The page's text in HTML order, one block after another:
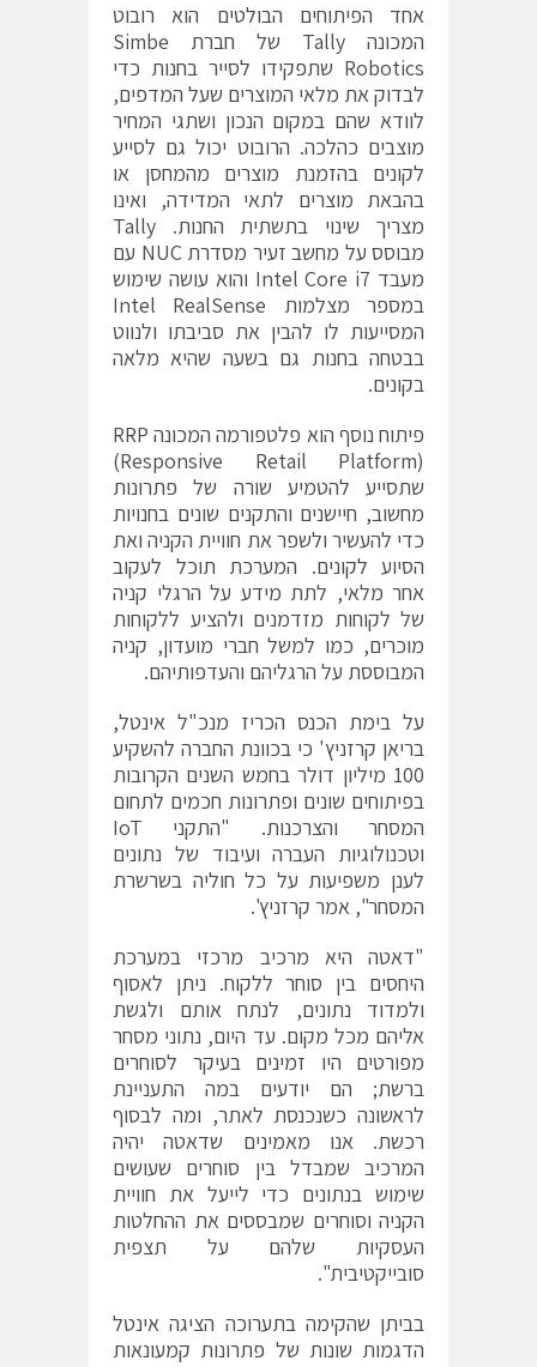
אחד הפיתוחים הבולטים הוא רובוט
המכונה Tally של חברת Simbe
Robotics שתפקידו לסייר בחנות כדי
לבדוק את מלאי המוצרים שעל המדפים,
לוודא שהם במקום הנכון ושתגי המחיר
מוצבים כהלכה. הרובוט יכול גם לסייע
לקונים בהזמנת מוצרים מהמחסן או
בהבאת מוצרים לתאי המדידה, ואינו
מצריך שינוי בתשתית החנות. Tally
מבוסס על מחשב זעיר מסדרת NUC עם
מעבד Intel Core i7 והוא עושה שימוש
במספר מצלמות Intel RealSense
המסייעות לו להבין את סביבתו ולנווט
בבטחה בחנות גם בשעה שהיא מלאה
בקונים.
פיתוח נוסף הוא פלטפורמה המכונה RRP
(Responsive Retail Platform)
שתסייע להטמיע שורה של פתרונות
מחשוב, חיישנים והתקנים שונים בחנויות
כדי להעשיר ולשפר את חוויית הקניה ואת
הסיוע לקונים. המערכת תוכל לעקוב
אחר מלאי, לתת מידע על הרגלי קניה
של לקוחות מזדמנים ולהציע ללקוחות
מוכרים, כמו למשל חברי מועדון, קניה
המבוססת על הרגליהם והעדפותיהם.
על בימת הכנס הכריז מנכ"ל אינטל,
בריאן קרזניץ' כי בכוונת החברה להשקיע
100 מיליון דולר בחמש השנים הקרובות
בפיתוחים שונים ופתרונות חכמים לתחום
המסחר והצרכנות. "התקני IoT
וטכנולוגיות העברה ועיבוד של נתונים
לענן משפיעות על כל חוליה בשרשרת
המסחר", אמר קרזניץ'.
"דאטה היא מרכיב מרכזי במערכת
היחסים בין סוחר ללקוח. ניתן לאסוף
ולמדוד נתונים, לנתח אותם ולגשת
אליהם מכל מקום. עד היום, נתוני מסחר
מפורטים היו זמינים בעיקר לסוחרים
ברשת; הם יודעים במה התעניינת
לראשונה כשנכנסת לאתר, ומה לבסוף
רכשת. אנו מאמינים שדאטה יהיה
המרכיב שמבדל בין סוחרים שעושים
שימוש בנתונים כדי לייעל את חוויית
הקניה וסוחרים שמבססים את ההחלטות
העסקיות שלהם על תצפית
סובייקטיבית".
בביתן שהקימה בתערוכה הציגה אינטל
הדגמות שונות של פתרונות קמעונאות